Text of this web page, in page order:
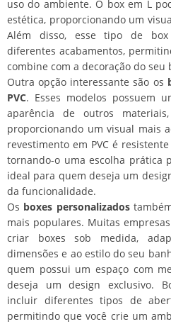
uso do ambiente. O box em L
estética, proporcionando um
Além disso, esse tipo de
diferentes acabamentos,
combine com a decoração do seu
Outra opção interessante são os
PVC. Esses modelos possuem
aparência de outros
proporcionando um visual mais
revestimento em PVC é
tornando-o uma escolha prática
ideal para quem deseja um
da funcionalidade.
Os boxes personalizados
mais populares. Muitas
criar boxes sob medida,
dimensões e ao estilo do seu
quem possui um espaço com
deseja um design exclusivo.
incluir diferentes tipos de
permitindo que você crie um